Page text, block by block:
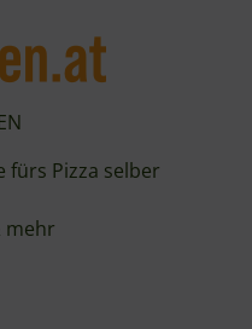
fürs Pizza selber
mehr